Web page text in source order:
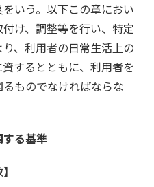
いう。以下この章におい
け、調整等を行い、特定
、利用者の日常生活上の
するとともに、利用者を
ものでなければならな
る基準